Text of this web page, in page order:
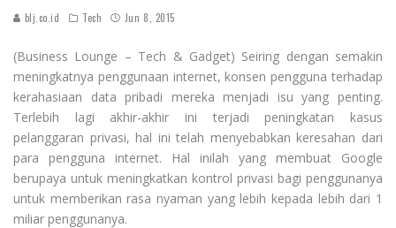
blj.co.id Tech Jun 8, 2015
(Business Lounge – Tech & Gadget) Seiring dengan semakin
meningkatnya penggunaan internet, konsen pengguna terhadap
kerahasiaan data pribadi mereka menjadi isu yang penting.
Terlebih lagi akhir-akhir ini terjadi peningkatan kasus
pelanggaran privasi, hal ini telah menyebabkan keresahan dari
para pengguna internet. Hal inilah yang membuat Google
berupaya untuk meningkatkan kontrol privasi bagi penggunanya
untuk memberikan rasa nyaman yang lebih kepada lebih dari 1
miliar penggunanya.